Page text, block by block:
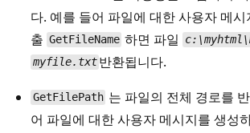
다. 예를 들어 파일에 대한 사용자 메
출 GetFileName 하면 파일
myfile.txt 반환됩니다.
GetFilePath 는 파일의 전체 경로를
어 파일에 대한 사용자 메시지를 생성